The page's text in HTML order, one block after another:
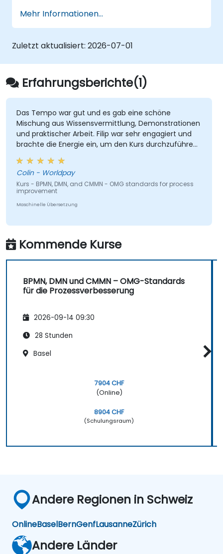
Modellierung von Prozessen, Entscheidungen
und Fällen. Dieser Kurs bietet eine Einführung
in alle drei Standards und erläutert, wann
Mehr Informationen...
Zuletzt aktualisiert: 2026-07-01
Erfahrungsberichte(1)
Das Tempo war gut und es gab eine schöne
Mischung aus Wissensvermittlung, Demonstrationen
und praktischer Arbeit. Filip war sehr engagiert und
brachte die Energie ein, um den Kurs durchzuführen.
Es war auch gut, dass es viel Einzelunterricht gab, bei
dem Filip individuelle Übungen durchging.
Colin - Worldpay
Kurs - BPMN, DMN, and CMMN - OMG standards for process
improvement
Maschinelle Übersetzung
Kommende Kurse
BPMN, DMN und CMMN – OMG-Standards
für die Prozessverbesserung
2026-09-14 09:30
28 Stunden
Basel
7904 CHF
(Online)
8904 CHF
(Schulungsraum)
Andere Regionen in Schweiz
OnlineBaselBernGenfLausanneZürich
Andere Länder